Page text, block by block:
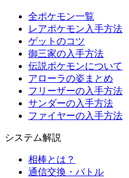
全ポケモン一覧
レアポケモン入手方法
ゲットのコツ
御三家の入手方法
伝説ポケモンについて
アローラの姿まとめ
フリーザーの入手方法
サンダーの入手方法
ファイヤーの入手方法
システム解説
相棒とは？
通信交換・バトル